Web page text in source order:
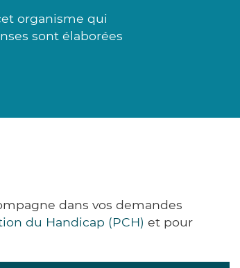
organisme qui
sont élaborées
dans vos demandes
du Handicap (PCH) et pour